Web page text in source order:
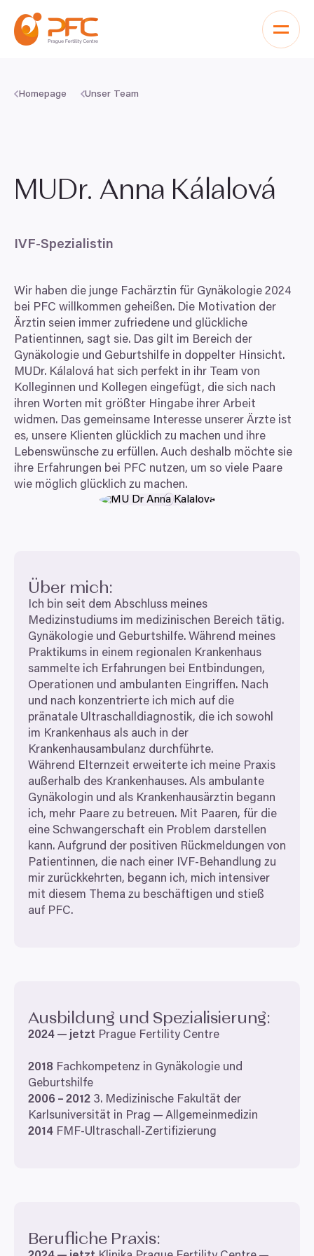
Souhlas Detaily Nastavení reklam
Homepage Unser Team
MUDr. Anna Kálalová
IVF-Spezialistin
Wir haben die junge Fachärztin für Gynäkologie 2024
bei PFC willkommen geheißen. Die Motivation der
Ärztin seien immer zufriedene und glückliche
Patientinnen, sagt sie. Das gilt im Bereich der
Gynäkologie und Geburtshilfe in doppelter Hinsicht.
MUDr. Kálalová hat sich perfekt in ihr Team von
Kolleginnen und Kollegen eingefügt, die sich nach
ihren Worten mit größter Hingabe ihrer Arbeit
widmen. Das gemeinsame Interesse unserer Ärzte ist
es, unsere Klienten glücklich zu machen und ihre
Lebenswünsche zu erfüllen. Auch deshalb möchte sie
ihre Erfahrungen bei PFC nutzen, um so viele Paare
wie möglich glücklich zu machen.
Über mich:
Ich bin seit dem Abschluss meines
Medizinstudiums im medizinischen Bereich tätig.
Gynäkologie und Geburtshilfe. Während meines
Praktikums in einem regionalen Krankenhaus
sammelte ich Erfahrungen bei Entbindungen,
Operationen und ambulanten Eingriffen. Nach
und nach konzentrierte ich mich auf die
pränatale Ultraschalldiagnostik, die ich sowohl
im Krankenhaus als auch in der
Krankenhausambulanz durchführte.
Während Elternzeit erweiterte ich meine Praxis
außerhalb des Krankenhauses. Als ambulante
Gynäkologin und als Krankenhausärztin begann
ich, mehr Paare zu betreuen. Mit Paaren, für die
eine Schwangerschaft ein Problem darstellen
kann. Aufgrund der positiven Rückmeldungen von
Patientinnen, die nach einer IVF-Behandlung zu
mir zurückkehrten, begann ich, mich intensiver
mit diesem Thema zu beschäftigen und stieß
auf PFC.
Ausbildung und Spezialisierung:
2024 — jetzt Prague Fertility Centre
2018 Fachkompetenz in Gynäkologie und
Geburtshilfe
2006 – 2012 3. Medizinische Fakultät der
Karlsuniversität in Prag — Allgemeinmedizin
2014 FMF-Ultraschall-Zertifizierung
Berufliche Praxis: